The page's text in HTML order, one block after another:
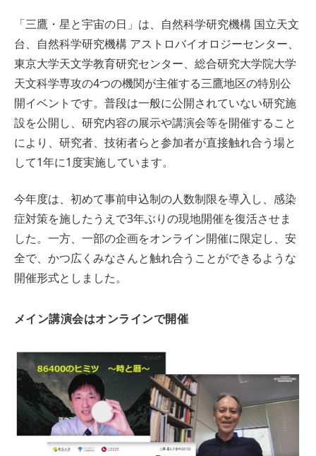
「三鷹・星と宇宙の日」は、自然科学研究機構 国立天文
台、自然科学研究機構 アストロバイオロジーセンター、
東京大学天文学教育研究センター、総合研究大学院大学
天文科学専攻の4つの機関が主催する三鷹地区の特別公
開イベントです。普段は一般に公開されていない研究施
設を公開し、研究内容の展示や講演会等を開催すること
により、研究者、技術者らと参加者が直接触れ合う場と
して1年に1度実施しています。
今年度は、初めて事前申込制の人数制限を導入し、感染
症対策を施したうえで3年ぶりの現地開催を復活させま
した。一方、一部の企画をオンライン開催に限定し、安
全で、かつ広くみなさんと触れ合うことができるような
開催形式としました。
メイン講演会はオンラインで開催